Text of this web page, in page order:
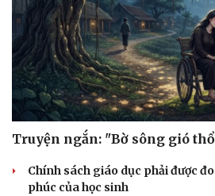
Truyện ngắn: "Bờ sông gió
Chính sách giáo dục phải được
phúc của học sinh